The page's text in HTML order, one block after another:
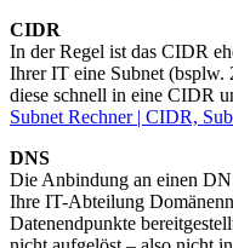
CIDR
In der Regel ist das CIDR
Ihrer IT eine Subnet (bsplw.
diese schnell in eine CIDR
Subnet Rechner | CIDR,
DNS
Die Anbindung an einen
Ihre IT-Abteilung
Datenendpunkte